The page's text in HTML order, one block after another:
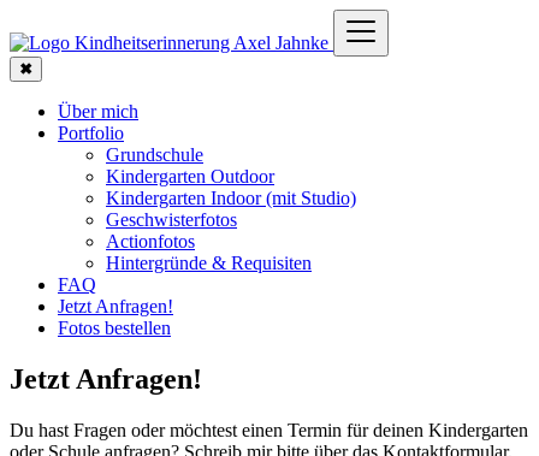
✖
Über mich
Portfolio
Grundschule
Kindergarten Outdoor
Kindergarten Indoor (mit Studio)
Geschwisterfotos
Actionfotos
Hintergründe & Requisiten
FAQ
Jetzt Anfragen!
Fotos bestellen
Jetzt Anfragen!
Du hast Fragen oder möchtest einen Termin für deinen Kindergarten
oder Schule anfragen? Schreib mir bitte über das Kontaktformular,